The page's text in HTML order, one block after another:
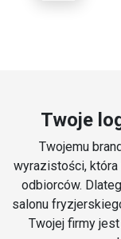
Twoje
Twojemu
wyrazistości,
odbiorców.
salonu
Twojej firmy